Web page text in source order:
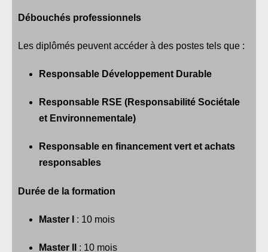
Débouchés professionnels
Les diplômés peuvent accéder à des postes tels que :
Responsable Développement Durable
Responsable RSE (Responsabilité Sociétale
et Environnementale)
Responsable en financement vert et achats
responsables
Durée de la formation
Master I : 10 mois
Master II : 10 mois